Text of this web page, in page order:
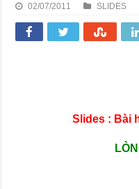
02/07/2011 SLIDES
Slides : Bài